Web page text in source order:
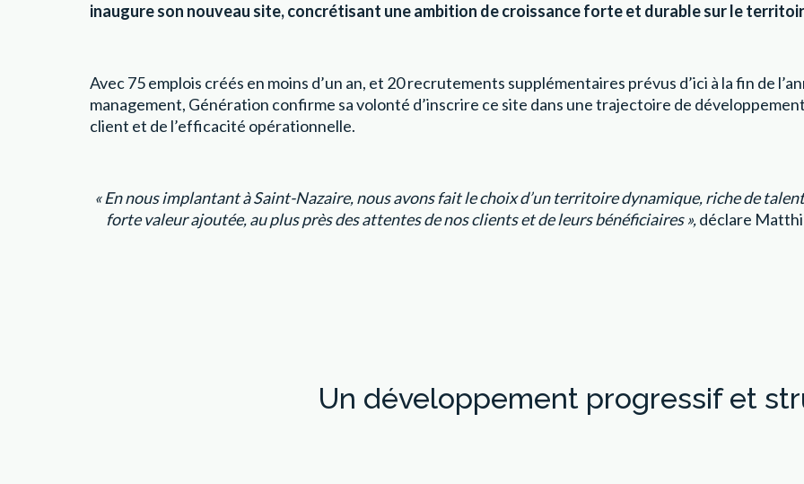
inaugure son nouveau site, concrétisant une ambition de croissance forte et durable sur le
Avec 75 emplois créés en moins d’un an, et 20 recrutements supplémentaires prévus d’ici à la fin de
management, Génération confirme sa volonté d’inscrire ce site dans une trajectoire de
client et de l’efficacité opérationnelle.
« En nous implantant à Saint-Nazaire, nous avons fait le choix d’un territoire dynamique, riche de
forte valeur ajoutée, au plus près des attentes de nos clients et de leurs bénéficiaires »,déclare
Un développement progressif et